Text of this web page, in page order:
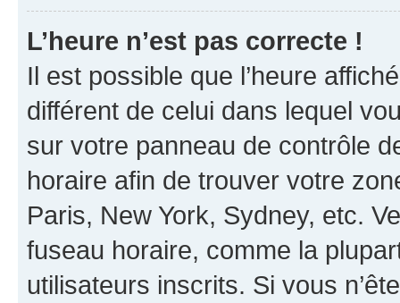
L’heure n’est pas correcte !
Il est possible que l’heure
différent de celui dans lequel
sur votre panneau de contrôle
horaire afin de trouver votre
Paris, New York, Sydney, etc.
fuseau horaire, comme la
utilisateurs inscrits. Si vous